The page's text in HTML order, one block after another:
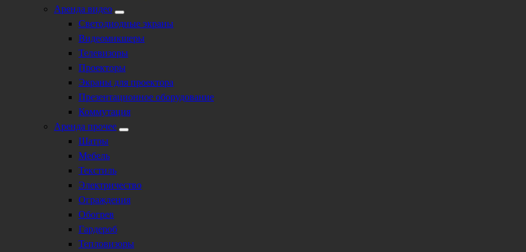
Аренда видео
Светодиодные экраны
Видеомикшеры
Телевизоры
Проекторы
Экраны для проектора
Презентационное оборудование
Коммутация
Аренда прочее
Шатры
Мебель
Текстиль
Электричество
Ограждения
Обогрев
Гардероб
Тепловизоры